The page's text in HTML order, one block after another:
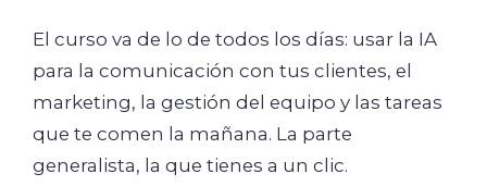
El curso va de lo de todos los días: usar la IA
para la comunicación con tus clientes, el
marketing, la gestión del equipo y las tareas
que te comen la mañana. La parte
generalista, la que tienes a un clic.